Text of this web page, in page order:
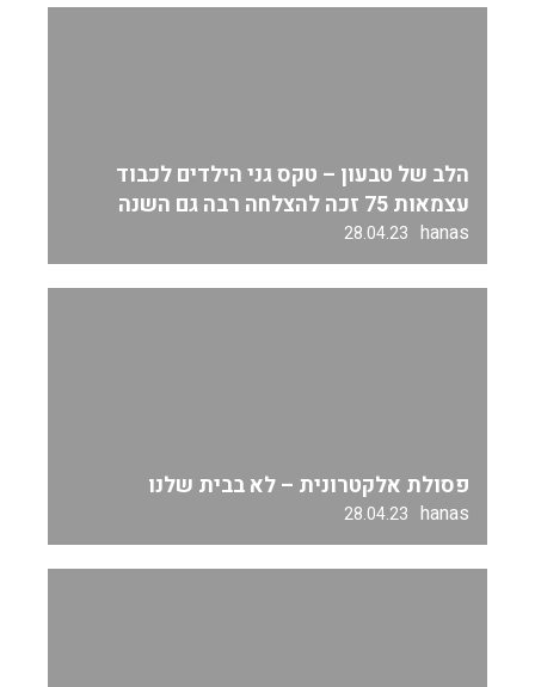
הלב של טבעון – טקס גני הילדים לכבוד
עצמאות 75 זכה להצלחה רבה גם השנה
hanas
28.04.23
פסולת אלקטרונית – לא בבית שלנו
hanas
28.04.23